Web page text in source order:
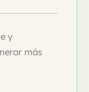
y
más